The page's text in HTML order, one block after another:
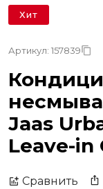
Хит
Артикул: 157839
Jaas
Leave-in
Сравнить